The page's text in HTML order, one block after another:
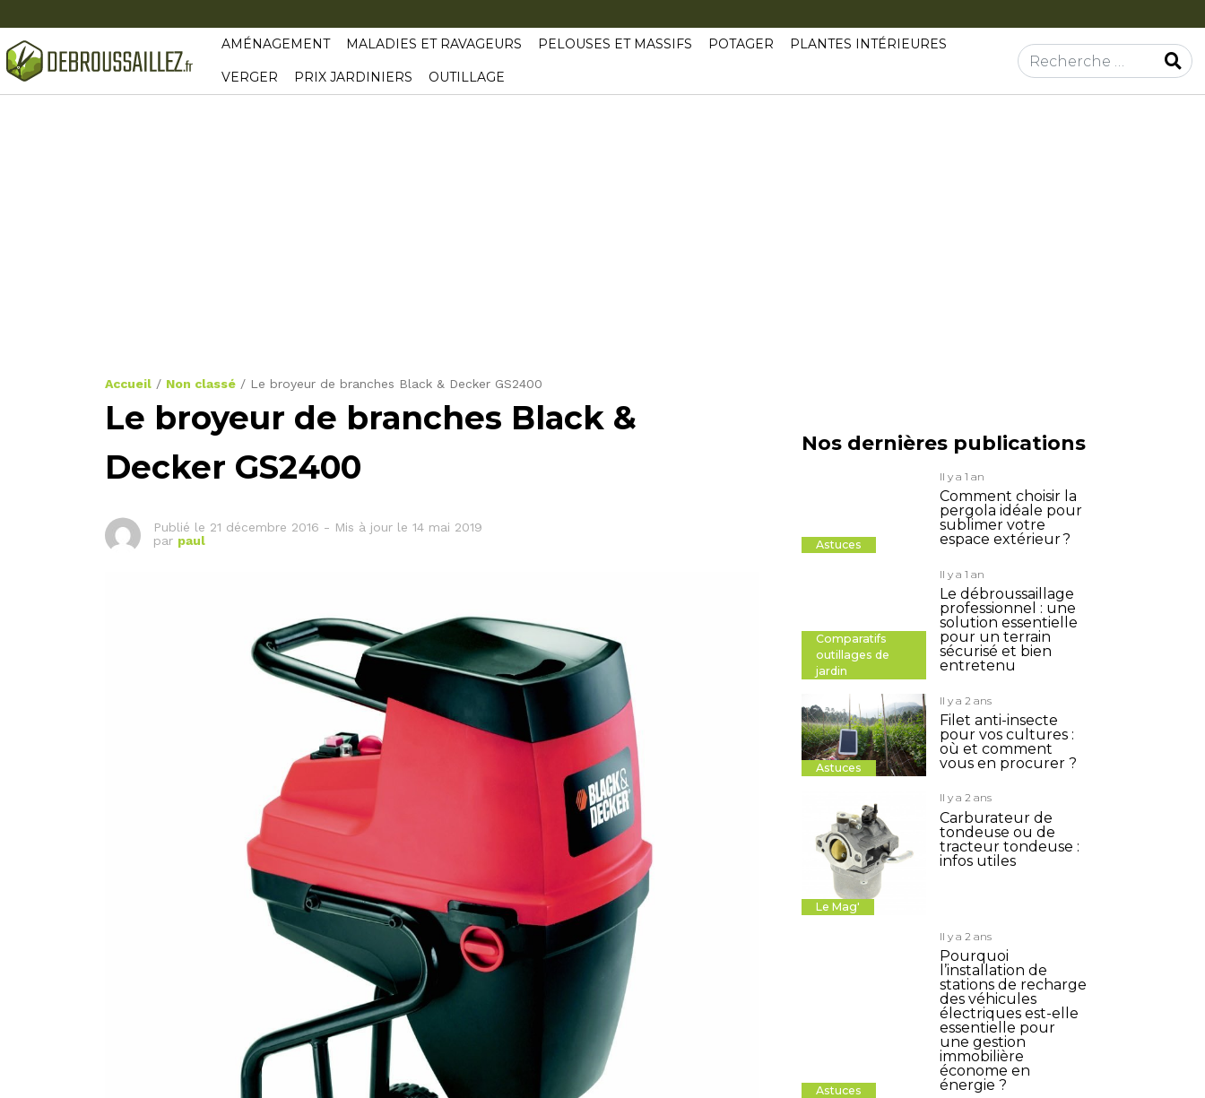
AMÉNAGEMENT MALADIES ET RAVAGEURS PELOUSES ET MASSIFS POTAGER PLANTES INTÉRIEURES
VERGER PRIX JARDINIERS OUTILLAGE
Rechercher
Accueil / Non classé / Le broyeur de branches Black & Decker GS2400
Le broyeur de branches Black &
Decker GS2400
Publié le 21 décembre 2016 - Mis à jour le 14 mai 2019
par paul
Nos dernières publications
Astuces
Il y a 1 an
Comment choisir la
pergola idéale pour
sublimer votre
espace extérieur ?
Comparatifs
outillages de
jardin
Il y a 1 an
Le débroussaillage
professionnel : une
solution essentielle
pour un terrain
sécurisé et bien
entretenu
Astuces
Il y a 2 ans
Filet anti-insecte
pour vos cultures :
où et comment
vous en procurer ?
Le Mag'
Il y a 2 ans
Carburateur de
tondeuse ou de
tracteur tondeuse :
infos utiles
Astuces
Il y a 2 ans
Pourquoi
l’installation de
stations de recharge
des véhicules
électriques est-elle
essentielle pour
une gestion
immobilière
économe en
énergie ?